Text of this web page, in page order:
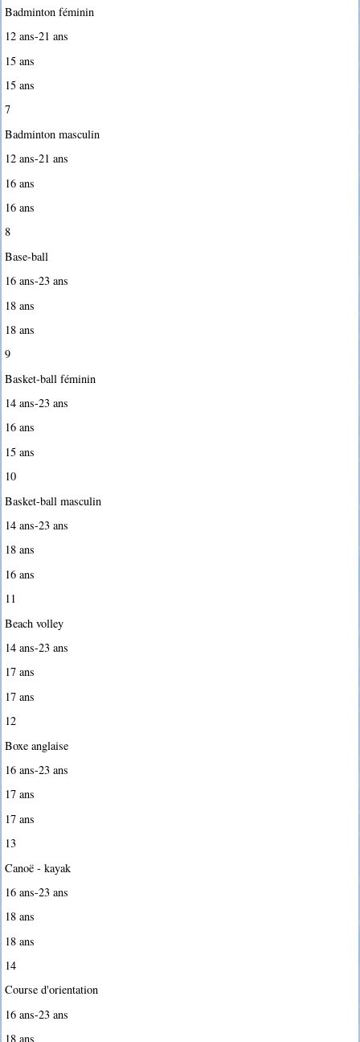
Badminton féminin
12 ans-21 ans
15 ans
15 ans
7
Badminton masculin
12 ans-21 ans
16 ans
16 ans
8
Base-ball
16 ans-23 ans
18 ans
18 ans
9
Basket-ball féminin
14 ans-23 ans
16 ans
15 ans
10
Basket-ball masculin
14 ans-23 ans
18 ans
16 ans
11
Beach volley
14 ans-23 ans
17 ans
17 ans
12
Boxe anglaise
16 ans-23 ans
17 ans
17 ans
13
Canoë - kayak
16 ans-23 ans
18 ans
18 ans
14
Course d'orientation
16 ans-23 ans
18 ans